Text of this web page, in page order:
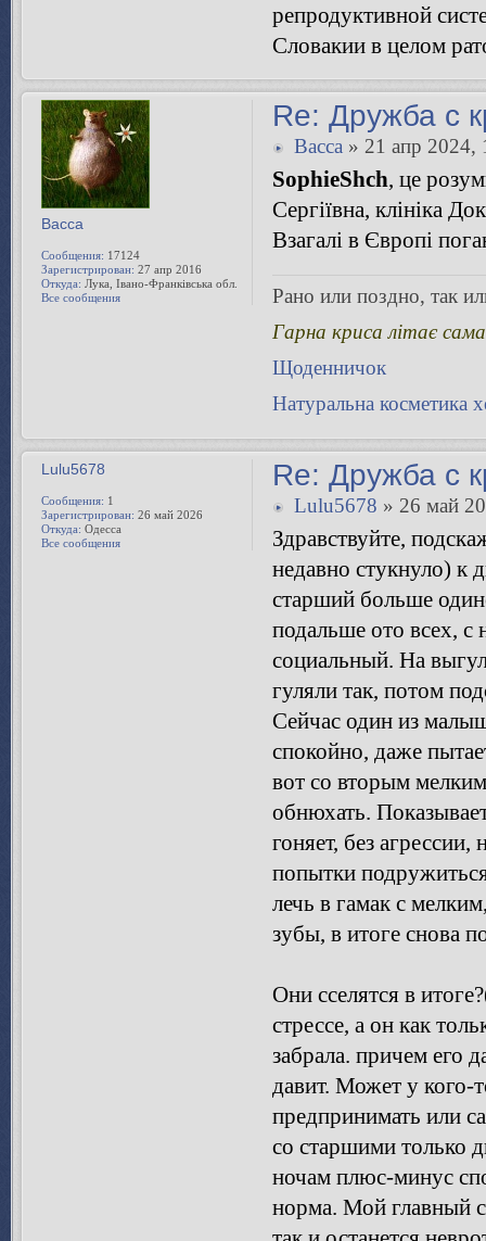
репродуктивной
Словакии в целом
Re: Дружба с
Bacca» 21 апр 2024,
SophieShch, це
Сергіївна, клініка
Взагалі в Європі
Рано или поздно, так
Гарна криса літає сама
Щоденничок
Натуральна косметика
Bacca
Сообщения: 17124
Зарегистрирован: 27 апр 2016
Откуда: Лука, Івано-Франківська обл.
Все сообщения
Re: Дружба с
Lulu5678 » 26 май
Здравствуйте,
недавно стукнуло) к
старший больше
подальше ото всех,
социальный. На
гуляли так, потом
Сейчас один из
спокойно, даже
вот со вторым
обнюхать.
гоняет, без
попытки
лечь в гамак с
зубы, в итоге снова
Они сселятся в
стрессе, а он как
забрала. причем его
давит. Может у кого-
предпринимать или
со старшими только
ночам плюс-минус
норма. Мой главный
Lulu5678
Сообщения: 1
Зарегистрирован: 26 май 2026
Откуда: Одесса
Все сообщения